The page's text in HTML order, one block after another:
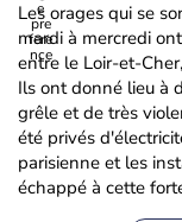
Les orages qui se
mardi à mercredi
entre le Loir-et-
Ils ont donné lieu à
grêle et de très
été privés
parisienne et les
échappé à cette